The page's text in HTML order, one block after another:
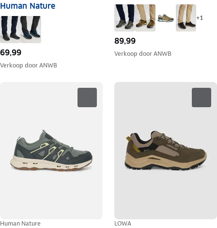
Human Nature
69,99
Verkoop doorANWB
+1
89,99
Verkoop doorANWB
Human Nature LOWA